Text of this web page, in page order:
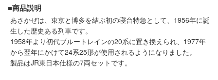
お役立ち情報
鉄道模型の情報
メルマガ登録 LINEお友達登録
■商品説明
あさかぜは、東京と博多を結ぶ初の寝台特急として、1956年に誕
生した歴史ある列車です。
1958年より初代ブルートレインの20系に置き換えられ、1977年
から翌年にかけて24系25形が使用されるようになりました。
製品はJR東日本仕様の7両セットです。